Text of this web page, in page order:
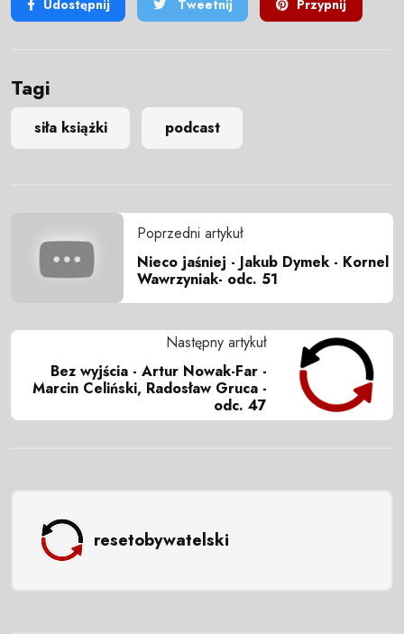
Udostępnij Tweetnij Przypnij
Tagi
siła książki podcast
Poprzedni artykuł
Nieco jaśniej - Jakub Dymek - Kornel
Wawrzyniak- odc. 51
Następny artykuł
Bez wyjścia - Artur Nowak-Far -
Marcin Celiński, Radosław Gruca -
odc. 47
resetobywatelski